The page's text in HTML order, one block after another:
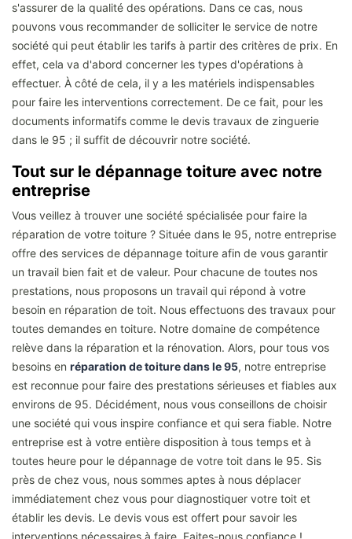
s'assurer de la qualité des opérations. Dans ce cas, nous
pouvons vous recommander de solliciter le service de notre
société qui peut établir les tarifs à partir des critères de prix. En
effet, cela va d'abord concerner les types d'opérations à
effectuer. À côté de cela, il y a les matériels indispensables
pour faire les interventions correctement. De ce fait, pour les
documents informatifs comme le devis travaux de zinguerie
dans le 95 ; il suffit de découvrir notre société.
Tout sur le dépannage toiture avec notre
entreprise
Vous veillez à trouver une société spécialisée pour faire la
réparation de votre toiture ? Située dans le 95, notre entreprise
offre des services de dépannage toiture afin de vous garantir
un travail bien fait et de valeur. Pour chacune de toutes nos
prestations, nous proposons un travail qui répond à votre
besoin en réparation de toit. Nous effectuons des travaux pour
toutes demandes en toiture. Notre domaine de compétence
relève dans la réparation et la rénovation. Alors, pour tous vos
besoins en réparation de toiture dans le 95, notre entreprise
est reconnue pour faire des prestations sérieuses et fiables aux
environs de 95. Décidément, nous vous conseillons de choisir
une société qui vous inspire confiance et qui sera fiable. Notre
entreprise est à votre entière disposition à tous temps et à
toutes heure pour le dépannage de votre toit dans le 95. Sis
près de chez vous, nous sommes aptes à nous déplacer
immédiatement chez vous pour diagnostiquer votre toit et
établir les devis. Le devis vous est offert pour savoir les